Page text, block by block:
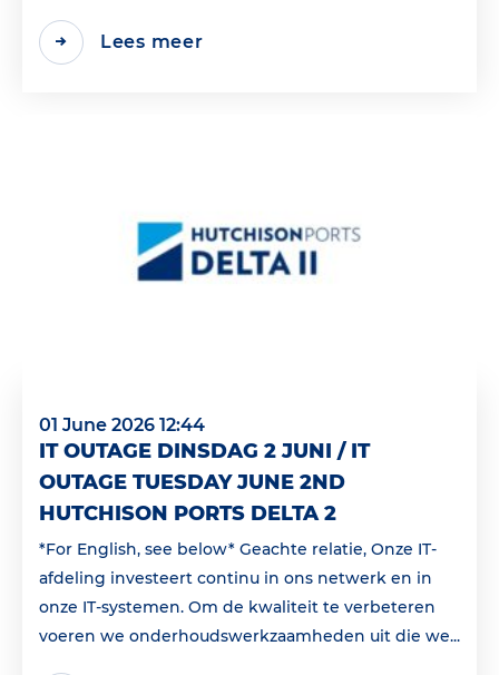
Lees meer
01 June 2026 12:44
IT OUTAGE DINSDAG 2 JUNI / IT
OUTAGE TUESDAY JUNE 2ND
HUTCHISON PORTS DELTA 2
*For English, see below* Geachte relatie, Onze IT-
afdeling investeert continu in ons netwerk en in
onze IT-systemen. Om de kwaliteit te verbeteren
voeren we onderhoudswerkzaamheden uit die we...